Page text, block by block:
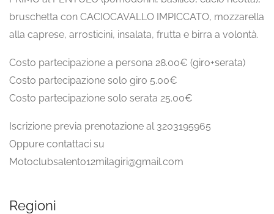
bruschetta con CACIOCAVALLO IMPICCATO, mozzarella
alla caprese, arrosticini, insalata, frutta e birra a volontà.
Costo partecipazione a persona 28.00€ (giro+serata)
Costo partecipazione solo giro 5.00€
Costo partecipazione solo serata 25.00€
Iscrizione previa prenotazione al 3203195965
Oppure contattaci su
Motoclubsalento12milagiri@gmail.com
Regioni